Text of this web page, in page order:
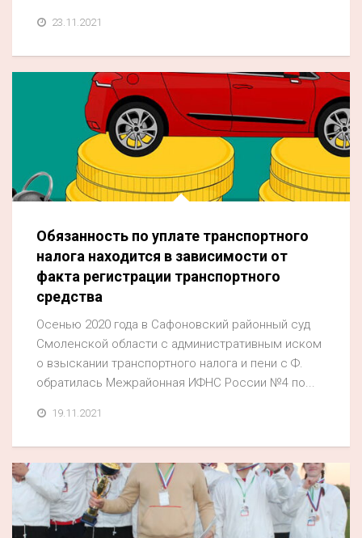
23.11.2021
Обязанность по уплате транспортного
налога находится в зависимости от
факта регистрации транспортного
средства
Осенью 2020 года в Сафоновский районный суд
Смоленской области с административным иском
о взыскании транспортного налога и пени с Ф.
обратилась Межрайонная ИФНС России №4 по...
19.11.2021